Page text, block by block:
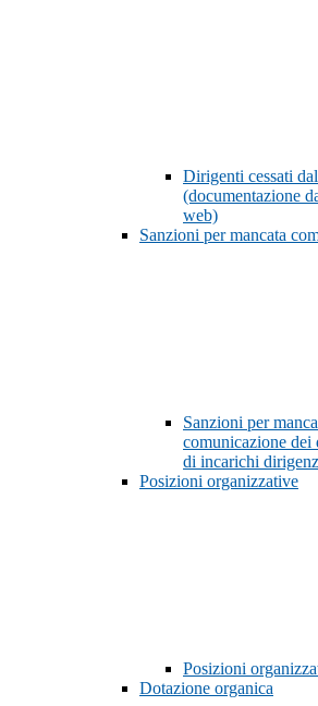
Dirigenti cessati
(documentazione
web)
Sanzioni per mancata
Sanzioni per
comunicazione dei
di incarichi
Posizioni organizzative
Posizioni
Dotazione organica